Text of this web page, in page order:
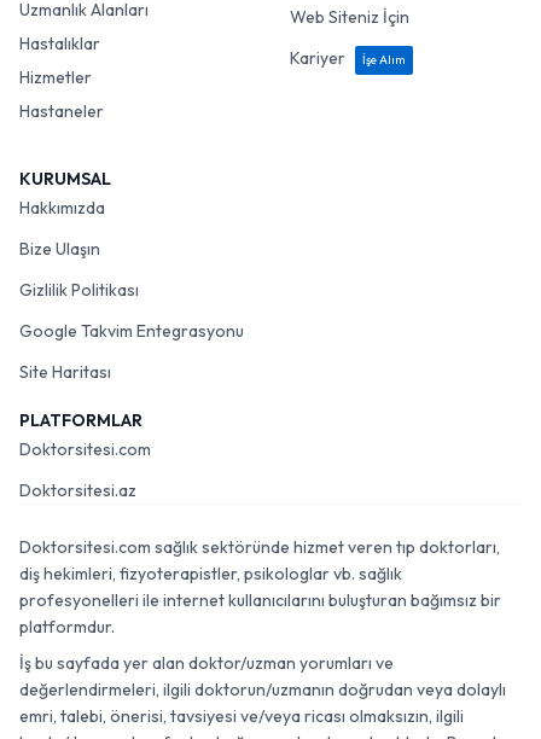
Uzmanlık Alanları
Hastalıklar
Hizmetler
Hastaneler
Web Siteniz İçin
Kariyer
İşe Alım
KURUMSAL
Hakkımızda
Bize Ulaşın
Gizlilik Politikası
Google Takvim Entegrasyonu
Site Haritası
PLATFORMLAR
Doktorsitesi.com
Doktorsitesi.az
Doktorsitesi.com sağlık sektöründe hizmet veren tıp doktorları,
diş hekimleri, fizyoterapistler, psikologlar vb. sağlık
profesyonelleri ile internet kullanıcılarını buluşturan bağımsız bir
platformdur.
İş bu sayfada yer alan doktor/uzman yorumları ve
değerlendirmeleri, ilgili doktorun/uzmanın doğrudan veya dolaylı
emri, talebi, önerisi, tavsiyesi ve/veya ricası olmaksızın, ilgili